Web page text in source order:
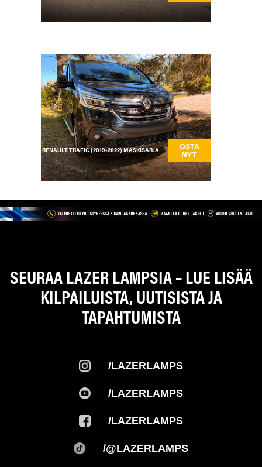
RENAULT TRAFIC (2019-2022) MASKISARJA
OSTA
NYT
SEURAA LAZER LAMPSIA – LUE LISÄÄ
KILPAILUISTA, UUTISISTA JA
TAPAHTUMISTA
/LAZERLAMPS
/LAZERLAMPS
/LAZERLAMPS
/@LAZERLAMPS